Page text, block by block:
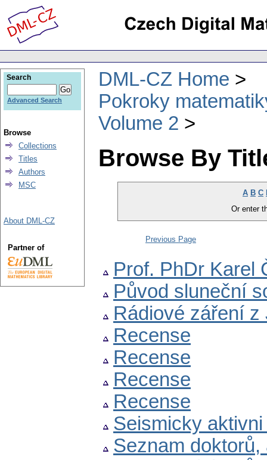
DML-CZ Home
Pokroky
Volume 2
Browse By
A B C
Or enter
Previous Page
Prof. PhDr Karel
Původ sluneční
Rádiové záření z
Recense
Recense
Recense
Recense
Seismicky
Seznam
Search
Advanced Search
Browse
Collections
Titles
Authors
MSC
About DML-CZ
Partner of